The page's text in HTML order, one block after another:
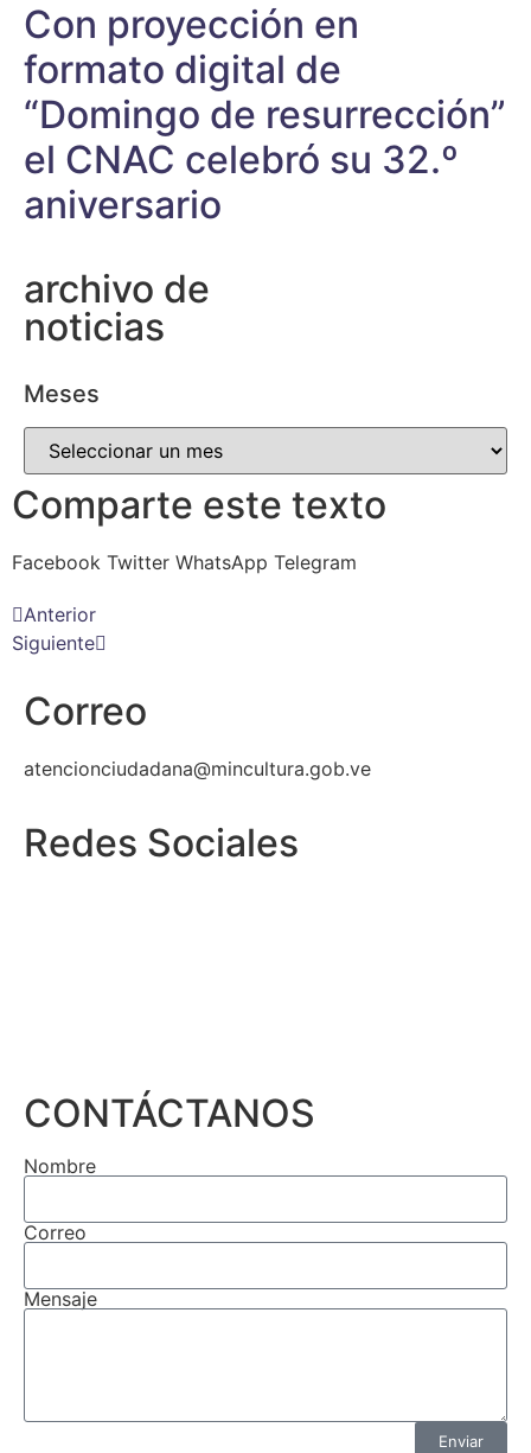
Con proyección en
formato digital de
“Domingo de resurrección”
el CNAC celebró su 32.º
aniversario
archivo de
noticias
Meses
Comparte este texto
Facebook Twitter WhatsApp Telegram
Anterior
Siguiente
Correo
atencionciudadana@mincultura.gob.ve
Redes Sociales
CONTÁCTANOS
Nombre
Correo
Mensaje
Enviar